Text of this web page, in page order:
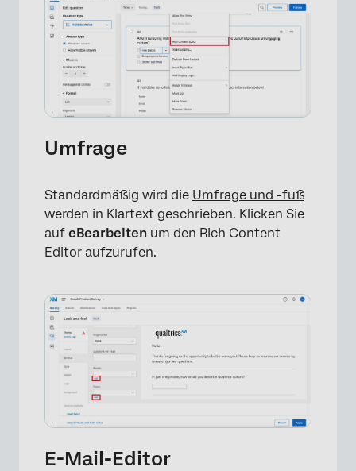
×
Umfrage
Standardmäßig wird die Umfrage und -fuß
werden in Klartext geschrieben. Klicken Sie
auf eBearbeiten um den Rich Content
Editor aufzurufen.
E-Mail-Editor